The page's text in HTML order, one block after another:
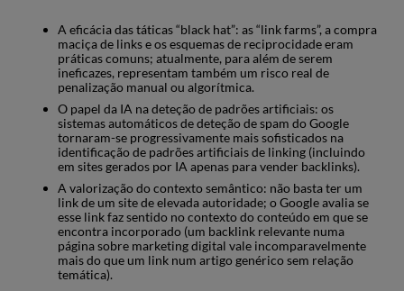
A eficácia das táticas “black hat”: as “link farms”, a compra
maciça de links e os esquemas de reciprocidade eram
práticas comuns; atualmente, para além de serem
ineficazes, representam também um risco real de
penalização manual ou algorítmica.
O papel da IA na deteção de padrões artificiais: os
sistemas automáticos de deteção de spam do Google
tornaram-se progressivamente mais sofisticados na
identificação de padrões artificiais de linking (incluindo
em sites gerados por IA apenas para vender backlinks).
A valorização do contexto semântico: não basta ter um
link de um site de elevada autoridade; o Google avalia se
esse link faz sentido no contexto do conteúdo em que se
encontra incorporado (um backlink relevante numa
página sobre marketing digital vale incomparavelmente
mais do que um link num artigo genérico sem relação
temática).